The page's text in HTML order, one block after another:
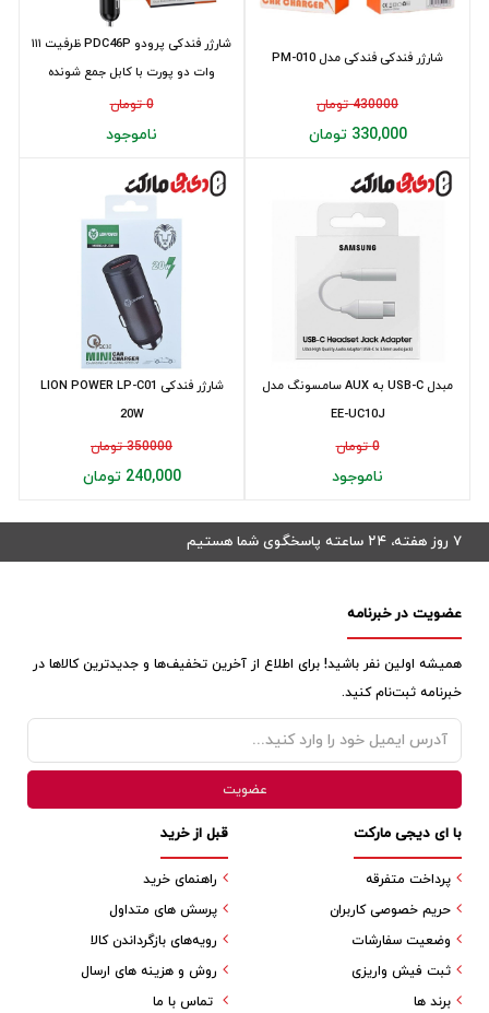
شارژر فندکی پرودو PDC46P ظرفیت ۱۱۱
وات دو پورت با کابل جمع شونده
0 تومان
ناموجود
شارژر فندکی فندکی مدل PM-010
430000 تومان
330,000 تومان
شارژر فندکی LION POWER LP-C01
20W
350000 تومان
240,000 تومان
مبدل USB-C به AUX سامسونگ مدل
EE-UC10J
0 تومان
ناموجود
۷ روز هفته، ۲۴ ساعته پاسخگوی شما هستیم
عضویت در خبرنامه
همیشه اولین نفر باشید! برای اطلاع از آخرین تخفیف‌ها و جدیدترین کالاها در
خبرنامه ثبت‌نام کنید.
قبل از خرید
راهنمای خرید
پرسش های متداول
رویه‌های بازگرداندن کالا
روش و هزینه های ارسال
تماس با ما
با ای دیجی مارکت
پرداخت متفرقه
حریم خصوصی کاربران
وضعیت سفارشات
ثبت فیش واریزی
برند ها